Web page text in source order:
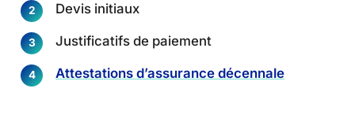
Devis initiaux
Justificatifs de paiement
Attestations d’assurance décennale